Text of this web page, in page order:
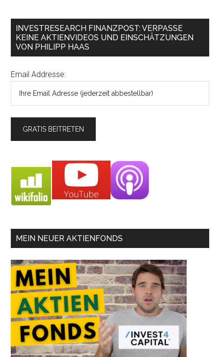
INVESTRESEARCH FINANZPOST: VERPASSE
KEINE AKTIENVIDEOS UND EINSCHÄTZUNGEN
VON PHILIPP HAAS
Email Addresse:
MEIN NEUER AKTIENFONDS